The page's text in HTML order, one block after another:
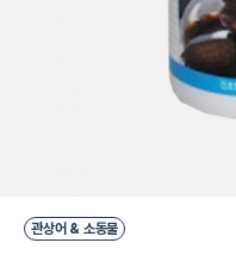
관상어 & 소동물